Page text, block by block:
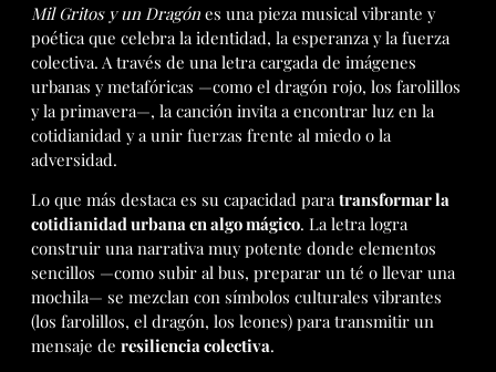
Mil Gritos y un Dragón es una pieza musical vibrante y
poética que celebra la identidad, la esperanza y la fuerza
colectiva. A través de una letra cargada de imágenes
urbanas y metafóricas —como el dragón rojo, los farolillos
y la primavera—, la canción invita a encontrar luz en la
cotidianidad y a unir fuerzas frente al miedo o la
adversidad.
Lo que más destaca es su capacidad paratransformar la
cotidianidad urbana en algo mágico. La letra logra
construir una narrativa muy potente donde elementos
sencillos —como subir al bus, preparar un té o llevar una
mochila— se mezclan con símbolos culturales vibrantes
(los farolillos, el dragón, los leones) para transmitir un
mensaje de resiliencia colectiva.